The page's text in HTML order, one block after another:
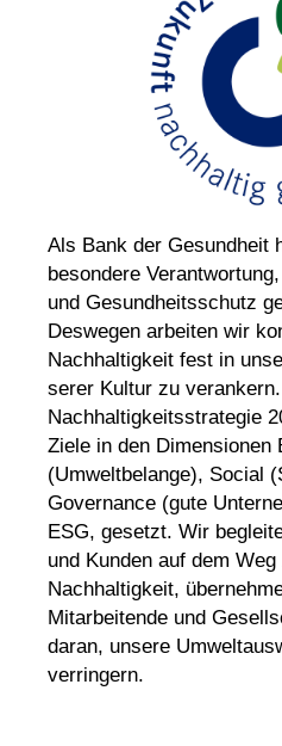
Als Bank der Gesundheit
besondere
und Gesundheitsschutz
Deswegen arbeiten wir
Nachhaltigkeit fest in un
serer Kultur zu
Nachhaltigkeitsstrategie
Ziele in den Dimensionen
(Umweltbelange), Social
Governance (gute
ESG, gesetzt. Wir beglei
und Kunden auf dem
Nachhaltigkeit,
Mitarbeitende und
daran, unsere
verringern.